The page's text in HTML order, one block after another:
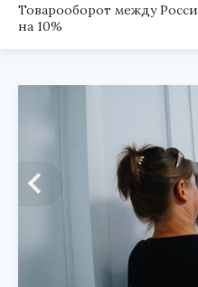
Товарооборот между
на 10%